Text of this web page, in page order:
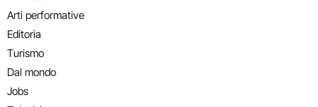
Arti performative
Editoria
Turismo
Dal mondo
Jobs